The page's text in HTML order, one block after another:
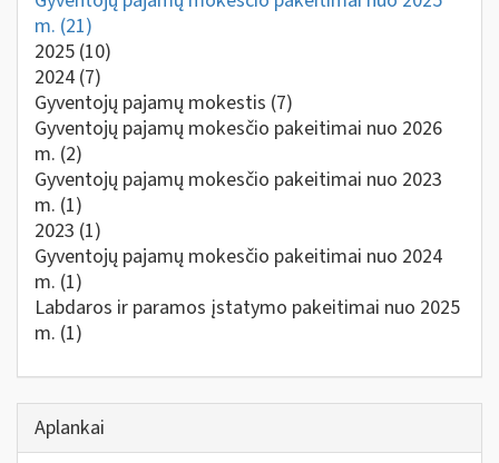
m. (21)
2025 (10)
2024 (7)
Gyventojų pajamų mokestis (7)
Gyventojų pajamų mokesčio pakeitimai nuo 2026
m. (2)
Gyventojų pajamų mokesčio pakeitimai nuo 2023
m. (1)
2023 (1)
Gyventojų pajamų mokesčio pakeitimai nuo 2024
m. (1)
Labdaros ir paramos įstatymo pakeitimai nuo 2025
m. (1)
Aplankai